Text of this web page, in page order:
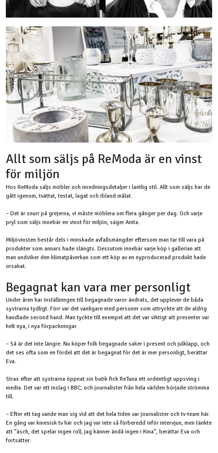
Allt som säljs på ReModa är en vinst
för miljön
Hos ReModa säljs möbler och inredningsdetaljer i lantlig stil. Allt som säljs har de
gått igenom, tvättat, testat, lagat och ibland målat.
– Det är snurr på grejerna, vi måste möblera om flera gånger per dag. Och varje
pryl som säljs innebär en vinst för miljön, säger Anita.
Miljövinsten består dels i minskade avfallsmängder eftersom man tar till vara på
produkter som annars hade slängts. Dessutom innebär varje köp i gallerian att
man undviker den klimatpåverkan som ett köp av en nyproducerad produkt hade
orsakat.
Begagnat kan vara mer personligt
Under åren har inställningen till begagnade varor ändrats, det upplever de båda
systrarna tydligt. Förr var det vanligare med personer som uttryckte att de aldrig
handlade second hand. Man tyckte till exempel att det var viktigt att presenter var
helt nya, i nya förpackningar.
– Så är det inte längre. Nu köper folk begagnade saker i present och julklapp, och
det ses ofta som en fördel att det är begagnat för det är mer personligt, berättar
Eva.
Strax efter att systrarna öppnat sin butik fick ReTuna ett ordentligt uppsving i
media. Det var ett inslag i BBC, och journalister från hela världen började strömma
till.
– Efter ett tag vande man sig vid att det hela tiden var journalister och tv-team här.
En gång var kinesisk tv här och jag var inte så förberedd inför intervjun, men tänkte
att ”äsch, det spelar ingen roll, jag känner ändå ingen i Kina”, berättar Eva och
fortsätter: